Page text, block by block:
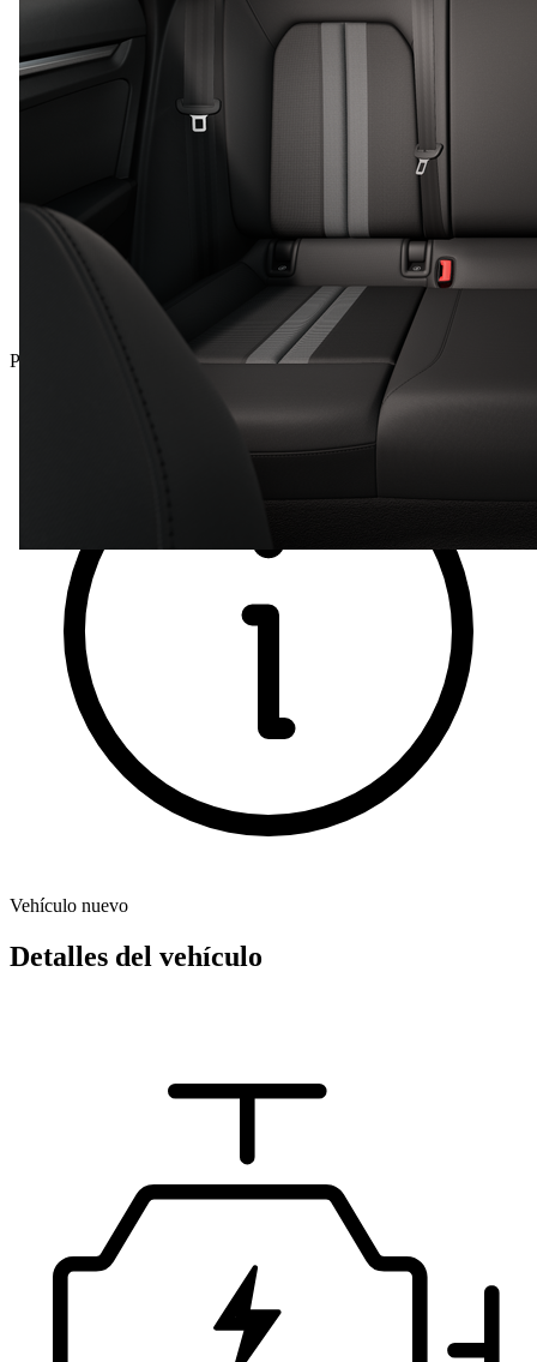
Precio total incluyendo IVA.
Vehículo nuevo
Detalles del vehículo